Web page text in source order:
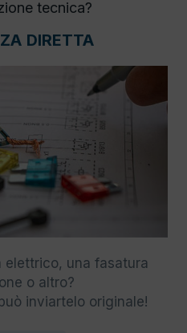
tecnica?
DIRETTA
elettrico, una fasatura
o altro?
inviartelo originale!